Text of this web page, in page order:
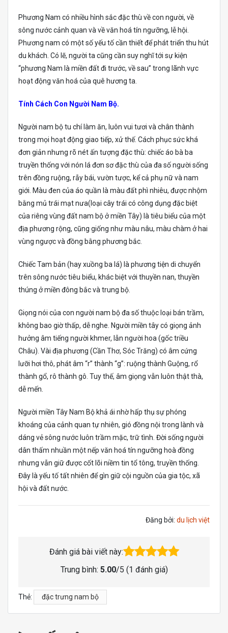
Phương Nam có nhiều hình sắc đặc thù về con người, về
sông nước cảnh quan và về văn hoá tín ngưỡng, lễ hội.
Phương nam có một số yếu tố cần thiết để phát triển thu hút
du khách. Có lẽ, người ta cũng cần suy nghĩ tới sự kiện
“phương Nam là miền đất đi trước, về sau” trong lãnh vực
hoạt động văn hoá của quê hương ta.
Tính Cách Con Người Nam Bộ.
Người nam bộ tu chí làm ăn, luôn vui tươi và chân thành
trong mọi hoạt động giao tiếp, xử thế. Cách phục sức khá
đơn giản nhưng rõ nét ấn tượng đặc thù: chiếc áo bà ba
truyền thống với nón lá đơn sơ đặc thù của đa số người sống
trên đồng ruộng, rẫy bái, vườn tược, kể cả phụ nữ và nam
giới. Màu đen của áo quần là màu đất phì nhiêu, được nhộm
bằng mủ trái mạt nưa(loại cây trái có công dụng đặc biệt
của riêng vùng đất nam bộ ở miền Tây) là tiêu biểu của một
địa phương rộng, cũng giống như màu nâu, màu chàm ở hai
vùng ngược và đồng bằng phương bắc.
Chiếc Tam bản (hay xuồng ba lá) là phương tiện di chuyển
trên sông nước tiêu biểu, khác biệt với thuyền nan, thuyền
thúng ở miền đông bắc và trung bộ.
Giọng nói của con người nam bộ đa số thuộc loại bán trầm,
không bao giờ thấp, dễ nghe. Người miền tây có giọng ảnh
hưởng âm tiếng người khmer, lẫn người hoa (gốc triều
Châu). Vài địa phương (Cần Thơ, Sóc Trăng) có âm cứng
lưỡi hơi thô, phát âm “r” thành “g”: ruộng thành Guộng, rổ
thành gổ, rô thành gô. Tuy thế, âm giọng vẫn luôn thật thà,
dễ mến.
Người miền Tây Nam Bộ khả ái nhờ hấp thụ sự phóng
khoáng của cảnh quan tự nhiên, gió đồng nội trong lành và
dáng vẻ sông nước luôn trầm mặc, trữ tình. Đời sống người
dân thấm nhuần một nếp văn hoá tín ngưỡng hoà đồng
nhưng vẫn giữ được cốt lõi niềm tin tổ tông, truyền thống.
Đây là yếu tố tất nhiên để gìn giữ cội nguồn của gia tộc, xã
hội và đất nước.
Đăng bởi: du lịch việt
Đánh giá bài viết này:
Trung bình: 5.00/5 (1 đánh giá)
Thẻ: đặc trưng nam bộ